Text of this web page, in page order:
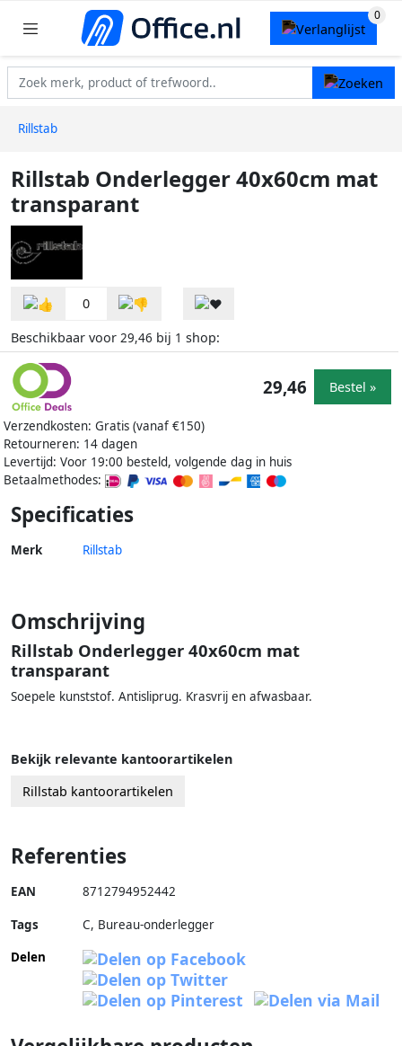
Rillstab
Rillstab Onderlegger 40x60cm mat
transparant
0
Beschikbaar voor 29,46 bij 1 shop:
Verzendkosten: Gratis (vanaf €150)
Retourneren: 14 dagen
Levertijd: Voor 19:00 besteld, volgende dag in huis
Betaalmethodes:
29,46 Bestel »
Specificaties
Merk Rillstab
Omschrijving
Rillstab Onderlegger 40x60cm mat
transparant
Soepele kunststof. Antisliprug. Krasvrij en afwasbaar.
Bekijk relevante kantoorartikelen
Rillstab kantoorartikelen
Referenties
EAN 8712794952442
Tags
C, Bureau-onderlegger
Delen